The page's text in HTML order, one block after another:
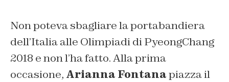
Non poteva sbagliare la portabandiera
dell’Italia alle Olimpiadi di PyeongChang
2018 e non l’ha fatto. Alla prima
occasione, Arianna Fontanapiazza il